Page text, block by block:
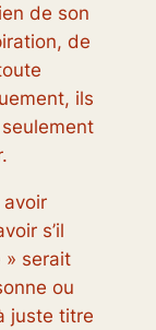
de son
de
ils
s’il
» serait
ou
juste titre